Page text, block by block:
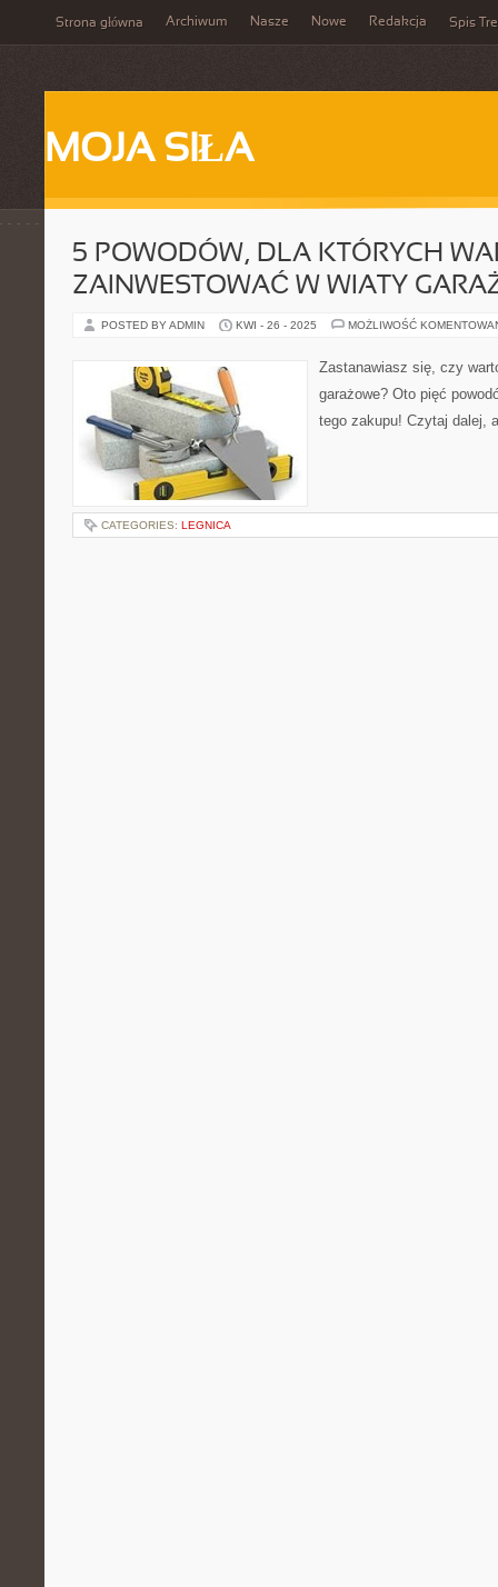
Strona główna Archiwum Nasze Nowe Redakcja Spis
MOJA SIŁA
5 POWODÓW, DLA KTÓRYCH
ZAINWESTOWAĆ W WIATY
POSTED BY ADMIN KWI - 26 - 2025 MOŻLIWOŚĆ
Zastanawiasz się, czy
garażowe? Oto pięć
tego zakupu! Czytaj dalej,
CATEGORIES: LEGNICA